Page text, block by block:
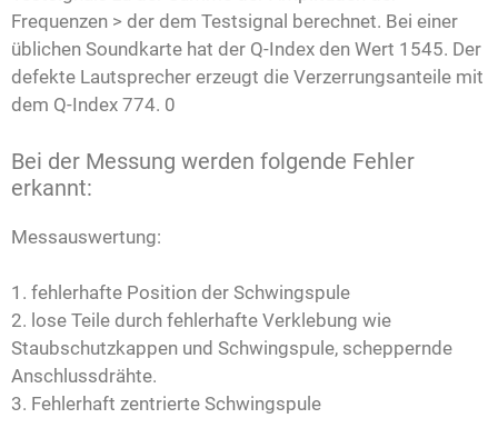
Frequenzen > der dem Testsignal berechnet. Bei einer
üblichen Soundkarte hat der Q-Index den Wert 1545. Der
defekte Lautsprecher erzeugt die Verzerrungsanteile mit
dem Q-Index 774. 0
Bei der Messung werden folgende Fehler
erkannt:
Messauswertung:
1. fehlerhafte Position der Schwingspule
2. lose Teile durch fehlerhafte Verklebung wie
Staubschutzkappen und Schwingspule, scheppernde
Anschlussdrähte.
3. Fehlerhaft zentrierte Schwingspule